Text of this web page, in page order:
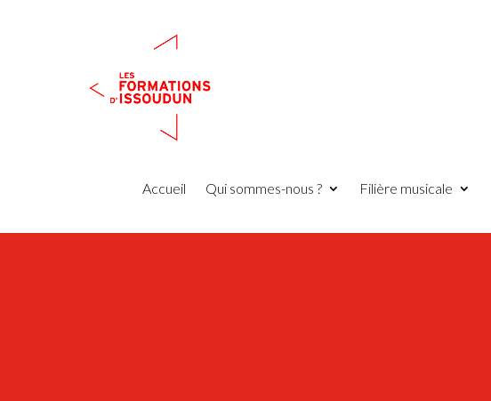
Accueil Qui sommes-nous ? Filière musicale